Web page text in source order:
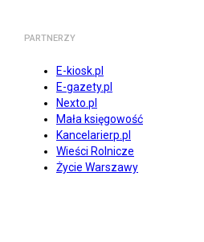
PARTNERZY
E-kiosk.pl
E-gazety.pl
Nexto.pl
Mała księgowość
Kancelarierp.pl
Wieści Rolnicze
Życie Warszawy